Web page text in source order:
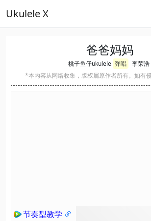
Ukulele X
爸爸妈妈
桃子鱼仔ukulele 弹唱
李荣浩
*本内容从网络收集，版权属原作者所有。如有侵
节奏型教学